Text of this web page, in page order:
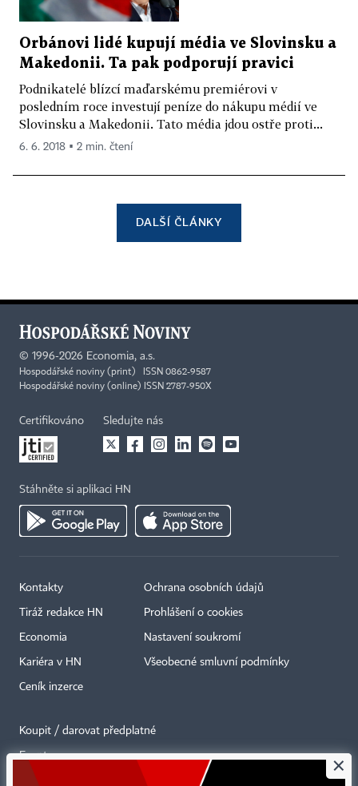
Orbánovi lidé kupují média ve Slovinsku a
Makedonii. Ta pak podporují pravici
Podnikatelé blízcí maďarskému premiérovi v
posledním roce investují peníze do nákupu médií ve
Slovinsku a Makedonii. Tato média jdou ostře proti...
6. 6. 2018 ▪ 2 min. čtení
DALŠÍ ČLÁNKY
© 1996-2026 Economia, a.s.
Hospodářské noviny (print) ISSN 0862-9587
Hospodářské noviny (online) ISSN 2787-950X
Certifikováno Sledujte nás
Stáhněte si aplikaci HN
Kontakty
Tiráž redakce HN
Economia
Kariéra v HN
Ceník inzerce
Ochrana osobních údajů
Prohlášení o cookies
Nastavení soukromí
Všeobecné smluvní podmínky
Koupit / darovat předplatné
Eventy
Newslettery
×